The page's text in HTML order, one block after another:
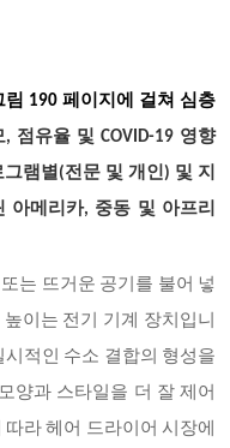
190 페이지에 걸쳐 심층
점유율 및 COVID-19 영향
램별(전문 및 개인) 및 지
아메리카, 중동 및 아프리
는 뜨거운 공기를 불어 넣
이는 전기 기계 장치입니
적인 수소 결합의 형성을
양과 스타일을 더 잘 제어
라 헤어 드라이어 시장에